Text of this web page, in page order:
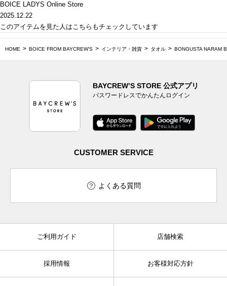
BOICE LADYS Online Store
2025.12.22
このアイテムを見た人はこちらもチェックしています
HOME BOICE FROM BAYCREW'S インテリア・雑貨 タオル BONGUSTA NARAM
BAYCREW’S STORE 公式アプリ
パスワードレスでかんたんログイン
CUSTOMER SERVICE
よくある質問
ご利用ガイド 店舗検索
採用情報 お客様対応方針